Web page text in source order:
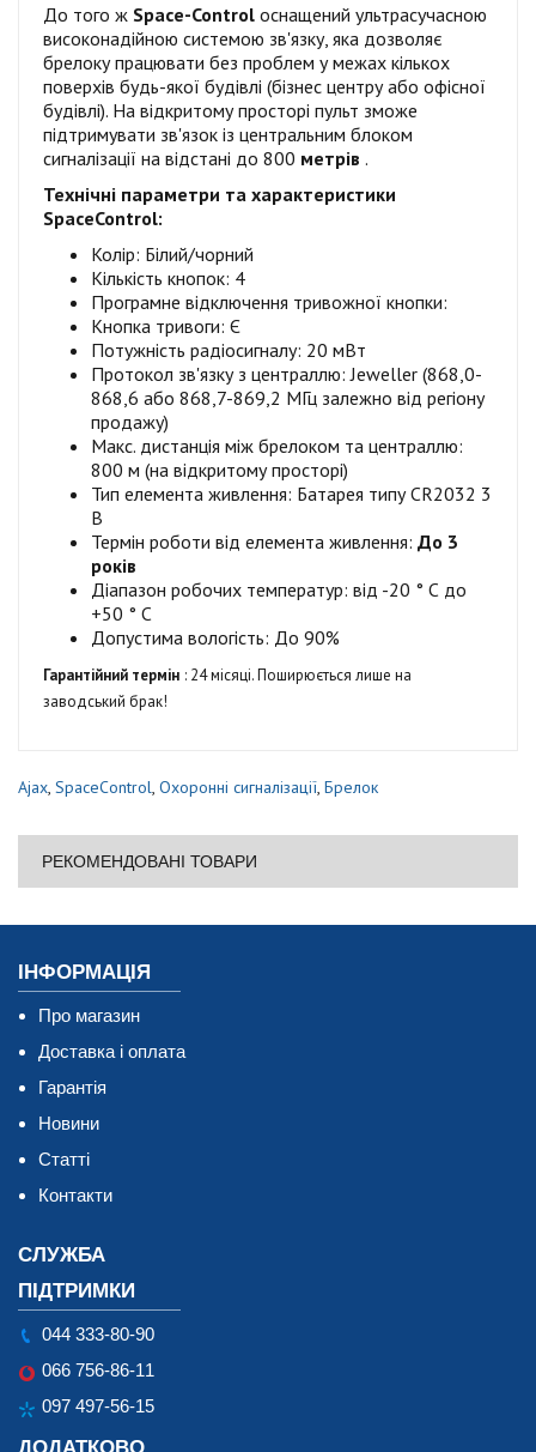
До того ж Space-Control оснащений ультрасучасною
високонадійною системою зв'язку, яка дозволяє
брелоку працювати без проблем у межах кількох
поверхів будь-якої будівлі (бізнес центру або офісної
будівлі). На відкритому просторі пульт зможе
підтримувати зв'язок із центральним блоком
сигналізації на відстані до 800 метрів .
Технічні параметри та характеристики
SpaceControl:
Колір: Білий/чорний
Кількість кнопок: 4
Програмне відключення тривожної кнопки:
Кнопка тривоги: Є
Потужність радіосигналу: 20 мВт
Протокол зв'язку з централлю: Jeweller (868,0-
868,6 або 868,7-869,2 МГц залежно від регіону
продажу)
Макс. дистанція між брелоком та централлю:
800 м (на відкритому просторі)
Тип елемента живлення: Батарея типу CR2032 3
В
Термін роботи від елемента живлення: До 3
років
Діапазон робочих температур: від -20 ° С до
+50 ° С
Допустима вологість: До 90%
Гарантійний термін : 24 місяці. Поширюється лише на
заводський брак!
Ajax, SpaceControl, Охоронні сигналізації, Брелок
РЕКОМЕНДОВАНІ ТОВАРИ
ІНФОРМАЦІЯ
Про магазин
Доставка і оплата
Гарантія
Новини
Статті
Контакти
СЛУЖБА
ПІДТРИМКИ
044 333-80-90
066 756-86-11
097 497-56-15